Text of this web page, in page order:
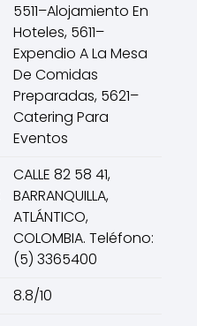
5511–Alojamiento En
Hoteles, 5611–
Expendio A La Mesa
De Comidas
Preparadas, 5621–
Catering Para
Eventos
CALLE 82 58 41,
BARRANQUILLA,
ATLÁNTICO,
COLOMBIA. Teléfono:
(5) 3365400
8.8/10